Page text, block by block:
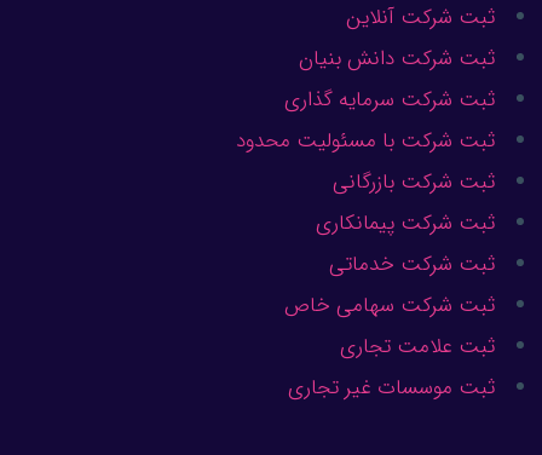
ثبت شرکت آنلاین
ثبت شرکت دانش بنیان
ثبت شرکت سرمایه گذاری
ثبت شرکت با مسئولیت محدود
ثبت شرکت بازرگانی
ثبت شرکت پیمانکاری
ثبت شرکت خدماتی
ثبت شرکت سهامی خاص
ثبت علامت تجاری
ثبت موسسات غیر تجاری